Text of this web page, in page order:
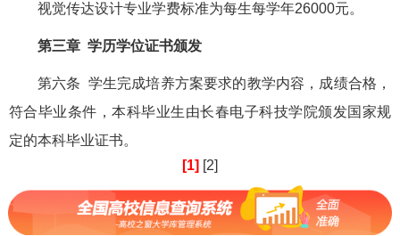
视觉传达设计专业学费标准为每生每学年26000元。
第三章 学历学位证书颁发
第六条 学生完成培养方案要求的教学内容，成绩合格，
符合毕业条件，本科毕业生由长春电子科技学院颁发国家规
定的本科毕业证书。
[1] [2]